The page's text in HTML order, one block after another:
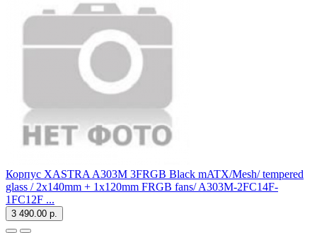
Корпус XASTRA A303M 3FRGB Black mATX/Mesh/ tempered
glass / 2x140mm + 1x120mm FRGB fans/ A303M-2FC14F-
1FC12F ...
3 490.00 р.